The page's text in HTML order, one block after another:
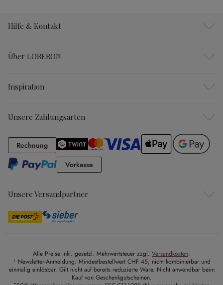
Hilfe & Kontakt
Über LOBERON
Inspiration
Unsere Zahlungsarten
RechnungRechnung
Vorkasse
Unsere Versandpartner
Alle Preise inkl. gesetzl. Mehrwertsteuer zzgl. Versandkosten.
¹ Newsletter-Anmeldung: Mindestbestellwert CHF 45; nicht kombinierbar und
einmalig einlösbar. Gilt nicht auf bereits reduzierte Ware. Nicht anwendbar beim
Kauf von Geschenkgutscheinen.